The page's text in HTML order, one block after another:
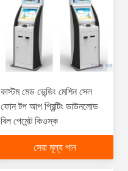
কাস্টম মেড ভেন্ডিং মেশিন সেল
ফোন টপ আপ প্রিন্টিং ডাউনলোড
বিল পেমেন্ট কিওস্ক
সেরা মূল্য পান